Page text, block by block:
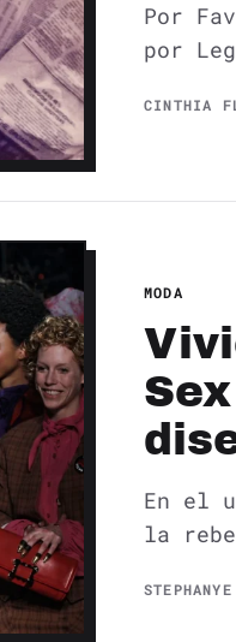
Por
por
CINTHIA
MODA
En el
la